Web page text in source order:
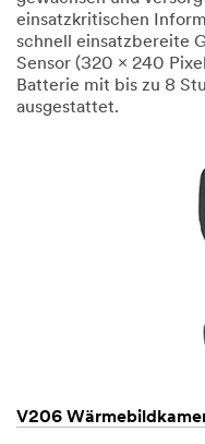
einsatzkritischen
schnell einsatzbereite
Sensor (320 x 240
Batterie mit bis zu 8
ausgestattet.
V206